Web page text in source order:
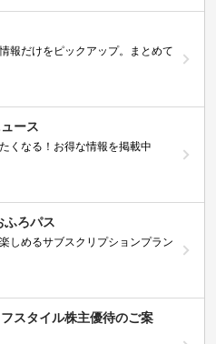
報だけをピックアップ。まとめて
ース
くなる！お得な情報を掲載中
ふろパス
しめるサブスクリプションプラン
フスタイル株主優待のご案